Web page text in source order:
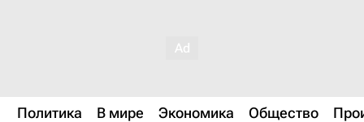
Политика В мире Экономика Общество